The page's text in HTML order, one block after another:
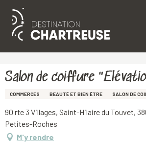
Aller
principal
Salon de coiffure
COMMERCES BEAUTÉ ET BIEN ÊTRE SALON DE
90 rte 3 Villages, Saint-Hilaire du Touvet,
Petites-Roches
M'y rendre